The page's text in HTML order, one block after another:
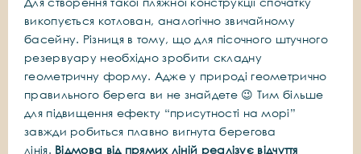
викопується котлован, аналогічно звичайному
басейну. Різниця в тому, що для пісочного штучного
резервуару необхідно зробити складну
геометричну форму. Адже у природі геометрично
правильного берега ви не знайдете 😉 Тим більше
для підвищення ефекту “присутності на морі”
завжди робиться плавно вигнута берегова
лінія. Відмова від прямих ліній реалізує відчуття